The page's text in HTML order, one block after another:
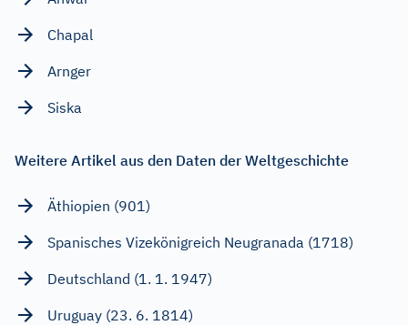
Chapal
Arnger
Siska
Weitere Artikel aus den Daten der Weltgeschichte
Äthiopien (901)
Spanisches Vizekönigreich Neugranada (1718)
Deutschland (1. 1. 1947)
Uruguay (23. 6. 1814)